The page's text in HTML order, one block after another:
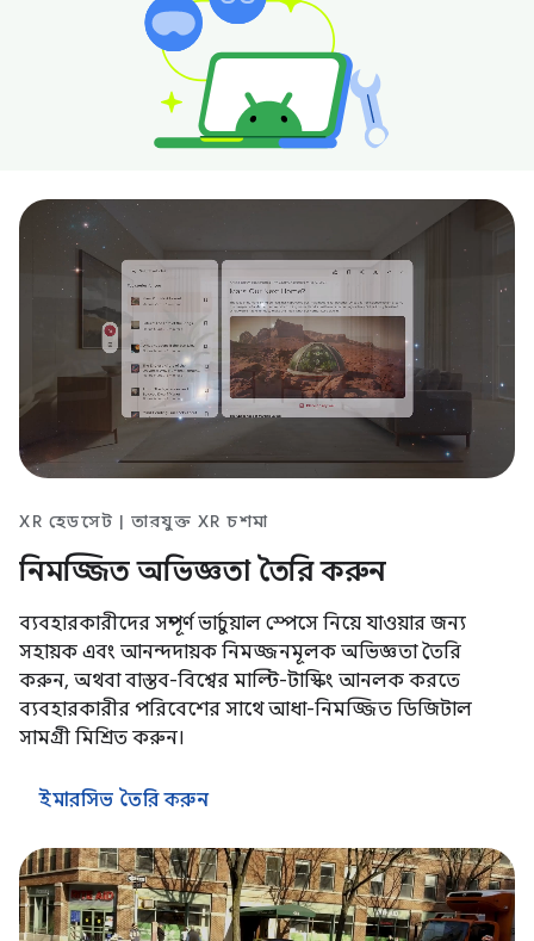
XR হেডসেট | তারযুক্ত XR চশমা
নিমজ্জিত অভিজ্ঞতা তৈরি করুন
ব্যবহারকারীদের সম্পূর্ণ ভার্চুয়াল স্পেসে নিয়ে যাওয়ার জন্য
সহায়ক এবং আনন্দদায়ক নিমজ্জনমূলক অভিজ্ঞতা তৈরি
করুন, অথবা বাস্তব-বিশ্বের মাল্টি-টাস্কিং আনলক করতে
ব্যবহারকারীর পরিবেশের সাথে আধা-নিমজ্জিত ডিজিটাল
সামগ্রী মিশ্রিত করুন।
ইমারসিভ তৈরি করুন